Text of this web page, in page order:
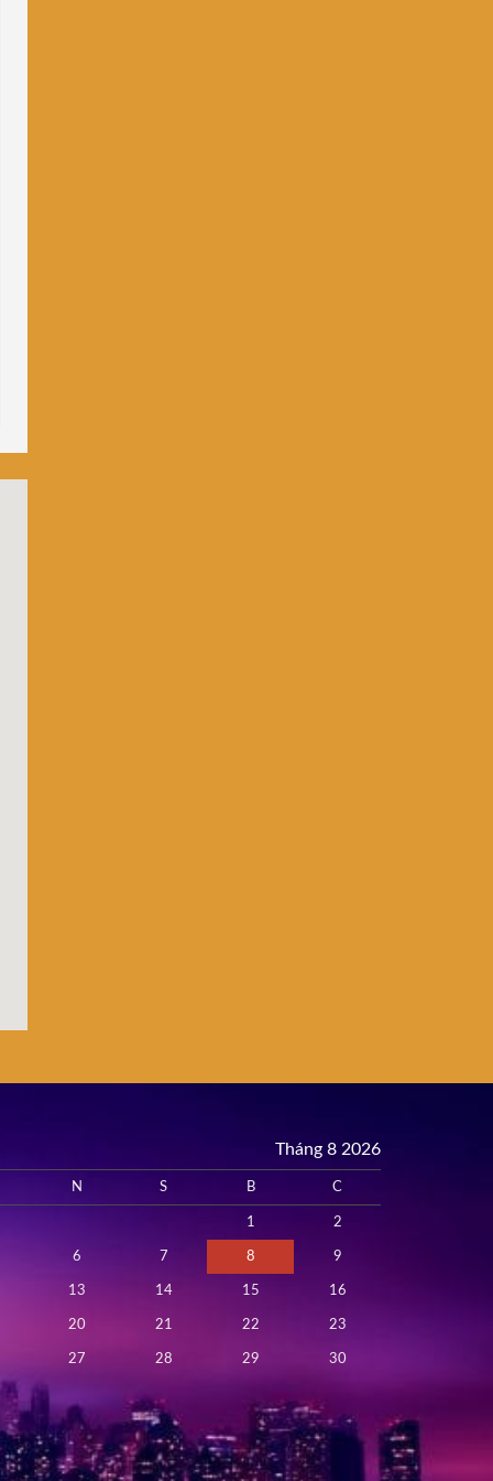
Tháng 8 2026
N S B C
1 2
6 7 8 9
13 14 15 16
20 21 22 23
27 28 29 30